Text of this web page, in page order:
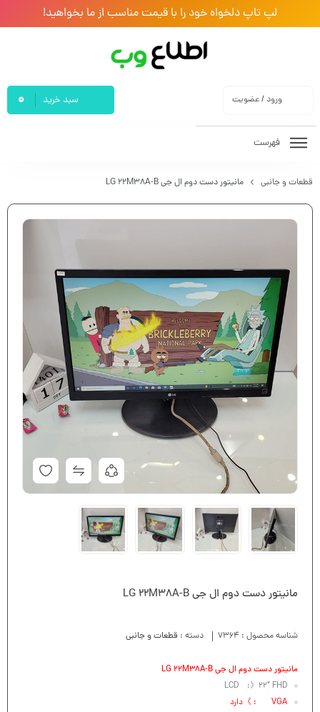
لپ تاپ دلخواه خود را با قیمت مناسب از ما بخواهید!
ورود / عضویت سبد خرید 0
فهرست
قطعات و جانبی مانیتور دست دوم ال جی LG 22M38A-B
مانیتور دست دوم ال جی LG 22M38A-B
شناسه محصول : 7364 دسته : قطعات و جانبی
مانیتور دست دوم ال جی LG 22M38A-B
LCD :》22″ FHD
VGA : 》دارد